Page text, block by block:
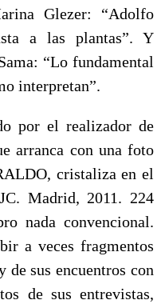
Glezer: “Adolfo
a las plantas”. Y
“Lo fundamental
interpretan”.
por el realizador de
arranca con una foto
cristaliza en el
Madrid, 2011. 224
nada convencional.
a veces fragmentos
sus encuentros con
de sus entrevistas,